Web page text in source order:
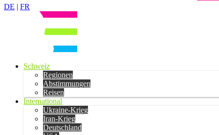
DE | FR
Schweiz
Regionen
Abstimmungen
Reisen
International
Ukraine-Krieg
Iran-Krieg
Deutschland